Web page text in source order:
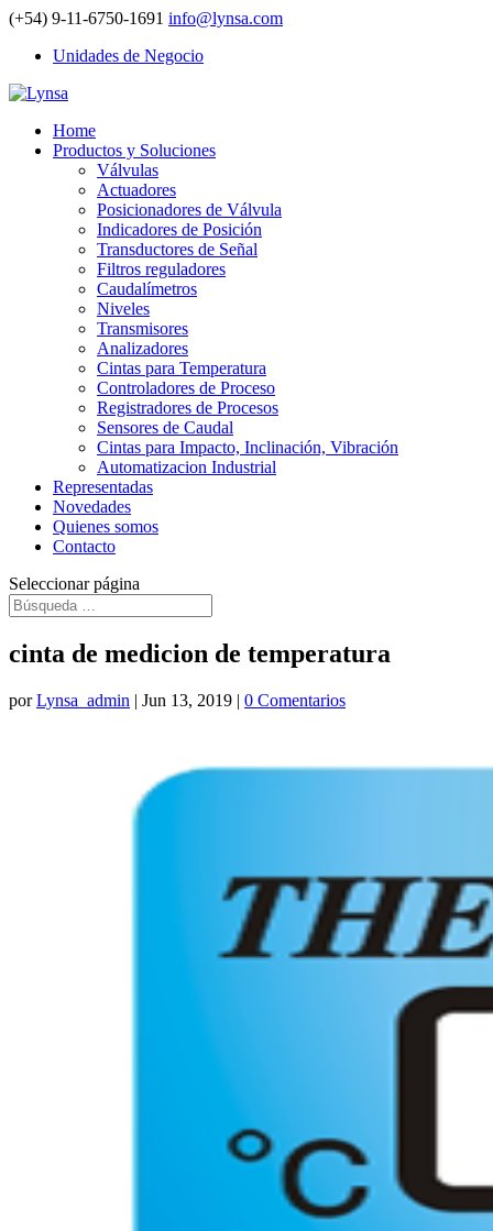
(+54) 9-11-6750-1691 info@lynsa.com
Unidades de Negocio
Home
Productos y Soluciones
Válvulas
Actuadores
Posicionadores de Válvula
Indicadores de Posición
Transductores de Señal
Filtros reguladores
Caudalímetros
Niveles
Transmisores
Analizadores
Cintas para Temperatura
Controladores de Proceso
Registradores de Procesos
Sensores de Caudal
Cintas para Impacto, Inclinación, Vibración
Automatizacion Industrial
Representadas
Novedades
Quienes somos
Contacto
Seleccionar página
cinta de medicion de temperatura
porLynsa_admin | Jun 13, 2019 | 0 Comentarios